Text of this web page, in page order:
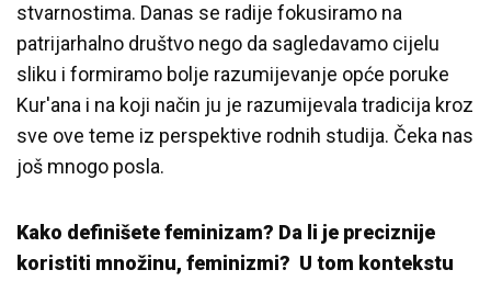
stvarnostima. Danas se radije fokusiramo na
patrijarhalno društvo nego da sagledavamo cijelu
sliku i formiramo bolje razumijevanje opće poruke
Kur'ana i na koji način ju je razumijevala tradicija kroz
sve ove teme iz perspektive rodnih studija. Čeka nas
još mnogo posla.
Kako definišete feminizam? Da li je preciznije
koristiti množinu, feminizmi? U tom kontekstu